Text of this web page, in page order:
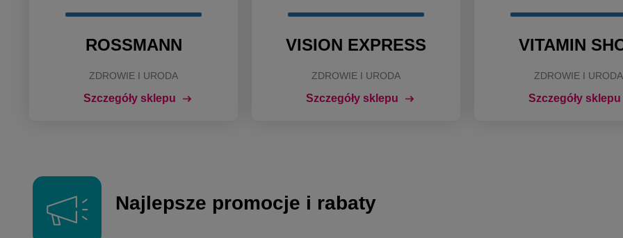
ROSSMANN
ZDROWIE I URODA
Szczegóły sklepu
VISION EXPRESS
ZDROWIE I URODA
Szczegóły sklepu
VITAMIN
ZDROWIE I URODA
Szczegóły sklepu
Najlepsze promocje i rabaty